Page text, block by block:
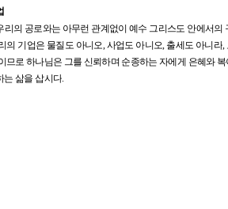
리의 공로와는 아무런 관계없이 예수 그리스도 안에서
의 기업은 물질도 아니오,사업도 아니오, 출세도 아니라,
므로 하나님은 그를 신뢰하며 순종하는 자에게 은혜와
는 삶을 삽시다.